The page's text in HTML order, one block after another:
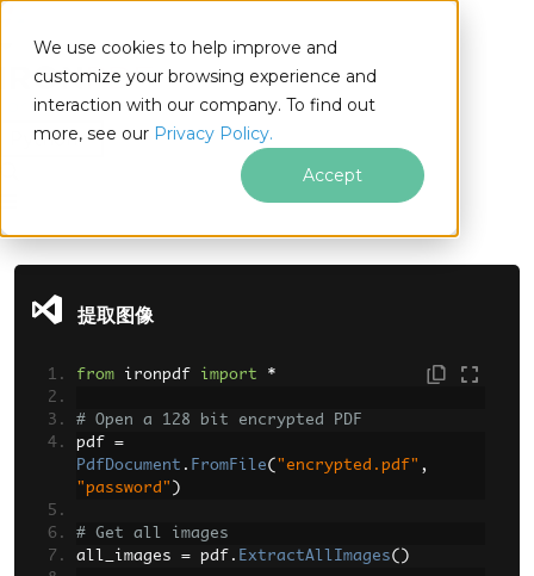
We use cookies to help improve and
customize your browsing experience and
interaction with our company. To find out
more, see our Privacy Policy.
Accept
Python
跳至页脚内容
提取图像
from ironpdf import *
# Open a 128 bit encrypted PDF
pdf =
PdfDocument . FromFile( "encrypted.pdf" ,
"password" )
# Get all images
all_images = pdf . ExtractAllImages()